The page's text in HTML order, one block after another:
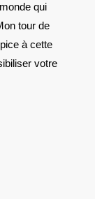
qui
tour de
à cette
votre